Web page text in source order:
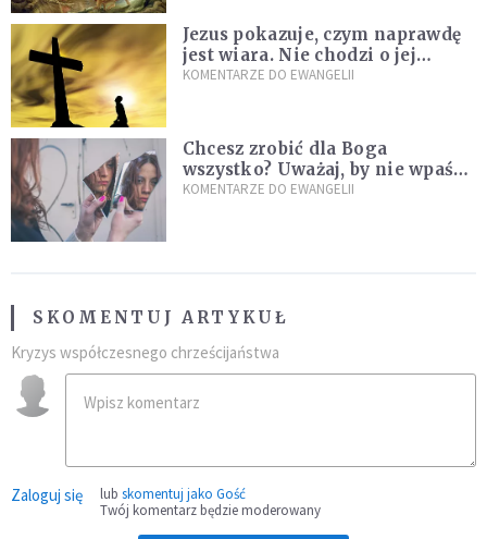
Jezus pokazuje, czym naprawdę
jest wiara. Nie chodzi o jej
wielkość
KOMENTARZE DO EWANGELII
Chcesz zrobić dla Boga
wszystko? Uważaj, by nie wpaść
w groźną pułapkę
KOMENTARZE DO EWANGELII
SKOMENTUJ ARTYKUŁ
Kryzys współczesnego chrześcijaństwa
Zaloguj się lub skomentuj jako Gość
Twój komentarz będzie moderowany